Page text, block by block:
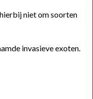
niet om soorten
invasieve exoten.